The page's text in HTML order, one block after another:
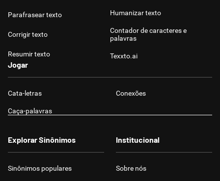
Parafrasear texto
Corrigir texto
Resumir texto
Humanizar texto
Contador de caracteres e
palavras
Texxto.ai
Jogar
Cata-letras Conexões
Caça-palavras
Explorar Sinônimos
Sinônimos populares
Institucional
Sobre nós